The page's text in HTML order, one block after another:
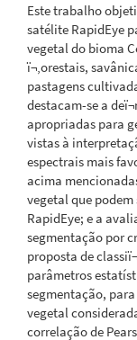
Este trabalho
satélite RapidEye
vegetal do bioma
ï¬‚orestais,
pastagens
destacam-se a
apropriadas para
vistas à
espectrais mais
acima
vegetal que
RapidEye; e a
segmentação por
proposta de
parâmetros
segmentação,
vegetal
correlação de